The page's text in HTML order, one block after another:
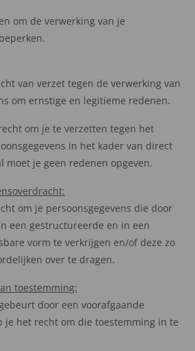
om de verwerking van je
van verzet tegen de verwerking van
om ernstige en legitieme redenen.
om je te verzetten tegen het
in het kader van direct
moet je geen redenen opgeven.
om je persoonsgegevens die door
een gestructureerde en in een
vorm te verkrijgen en/of deze zo
over te dragen.
toestemming:
door een voorafgaande
je het recht om die toestemming in te